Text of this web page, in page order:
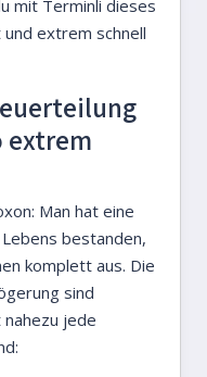
mit Terminli dieses
extrem schnell
extrem
Man hat eine
bestanden,
komplett aus. Die
sind
jede